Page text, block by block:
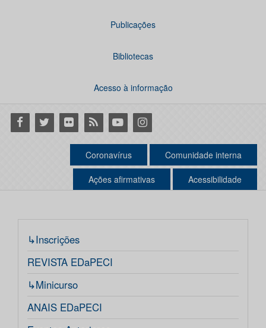
Publicações
Bibliotecas
Acesso à informação
Facebook
Twitter Flickr RSS YoutubeInstagram
Coronavírus Comunidade interna
Ações afirmativas Acessibilidade
↳Inscrições
REVISTA EDaPECI
↳Minicurso
ANAIS EDaPECI